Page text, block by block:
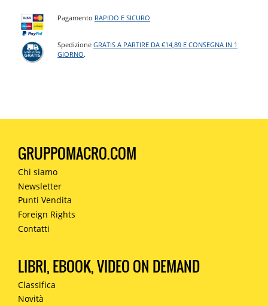
Pagamento RAPIDO E SICURO
SpedizioneGRATIS A PARTIRE DA €14,89 E CONSEGNA IN 1
GIORNO.
GRUPPOMACRO.COM
Chi siamo
Newsletter
Punti Vendita
Foreign Rights
Contatti
LIBRI, EBOOK, VIDEO ON DEMAND
Classifica
Novità